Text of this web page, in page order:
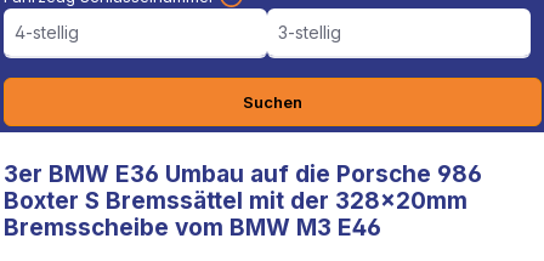
4-stellig
3-stellig
Suchen
3er BMW E36 Umbau auf die Porsche 986
Boxter S Bremssättel mit der 328x20mm
Bremsscheibe vom BMW M3 E46